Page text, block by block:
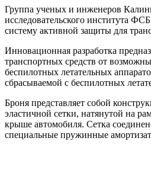
Группа ученых и инженеров
исследовательского института
систему активной защиты для
Инновационная разработка
транспортных средств от
беспилотных летательных
сбрасываемой с беспилотных
Броня представляет собой
эластичной сетки, натянутой на
крыше автомобиля. Сетка
специальные пружинные